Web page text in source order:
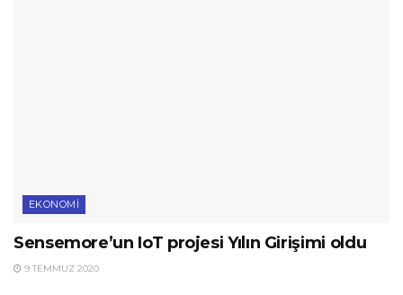
EKONOMI
Sensemore’un IoT projesi Yılın Girişimi oldu
9 TEMMUZ 2020